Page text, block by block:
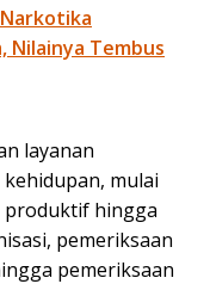
Nilainya Tembus
layanan
mulai
produktif hingga
pemeriksaan
pemeriksaan